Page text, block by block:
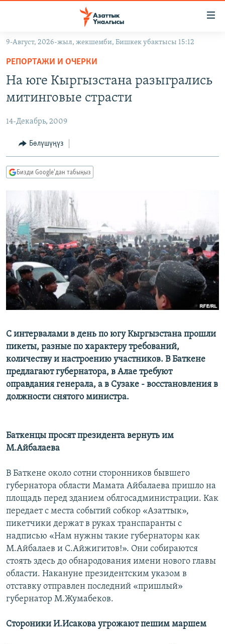
Навигацияга
өтүңүз
Издөөгө
салыңыз
ЭКОНОМИКА
МАДАНИЯТ
БОРБОР АЗИЯ
АТАЙЫН ИЛИКТӨӨ
ТВ ПРОГРАММАЛАР
ЭКСПЕРТТЕР ТАЛДАЙТ
БИЗ ЖАНА ДҮЙНӨ
ДАНИСТЕ
ЭЖЕ-СИҢДИЛЕР
АЗАТТЫК+
ЫҢГАЙСЫЗ СУРООЛОР
ӨЗГӨЧӨ ПИКИР
Русский
ОНЛАЙН ШЕРИНЕ
ЭЕ/АРнун бардык сайттары
9-Август, 2026-жыл, жекшемби, Бишкек убактысы 15:12
РЕПОРТАЖИ И ОЧЕРКИ
На юге Кыргызстана разыгрались
митинговые страсти
14-Декабрь, 2009
Бөлүшүңүз
Бизди Google'дан табыңыз
С интервалами в день по югу Кыргызстана прошли
пикеты, разные по характеру требований,
количеству и настроению участников. В Баткене
предлагают губернатора, в Алае требуют
оправдания генерала, а в Сузаке - восстановления в
должности снятого министра.
Баткенцы просят президента вернуть им
М.Айбалаева
В Баткене около сотни сторонников бывшего
губернатора области Мамата Айбалаева пришло на
площадь перед зданием облгосадминистрации. Как
передает с места событий собкор «Азаттык»,
пикетчики держат в руках транспаранты с
надписью «Нам нужны такие губернаторы как
М.Айбалаев и С.Айжигитов!». Они собираются
стоять здесь до обнародования имени нового главы
области. Накануне президентским указом в
отставку отправлен последний «пришлый»
губернатор М.Жумабеков.
Стороники И.Исакова угрожают пешим маршем